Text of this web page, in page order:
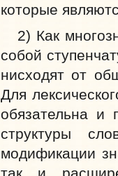
которые
2) Как
собой
нисходят от
Для
обязательна и
структуры
модификации